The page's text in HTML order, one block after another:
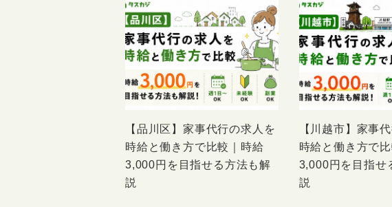
【品川区】家事代行の求人を
時給と働き方で比較｜時給
3,000円を目指せる方法も解
説
【川越市】家事
時給と働き方で
3,000円を目指せ
説